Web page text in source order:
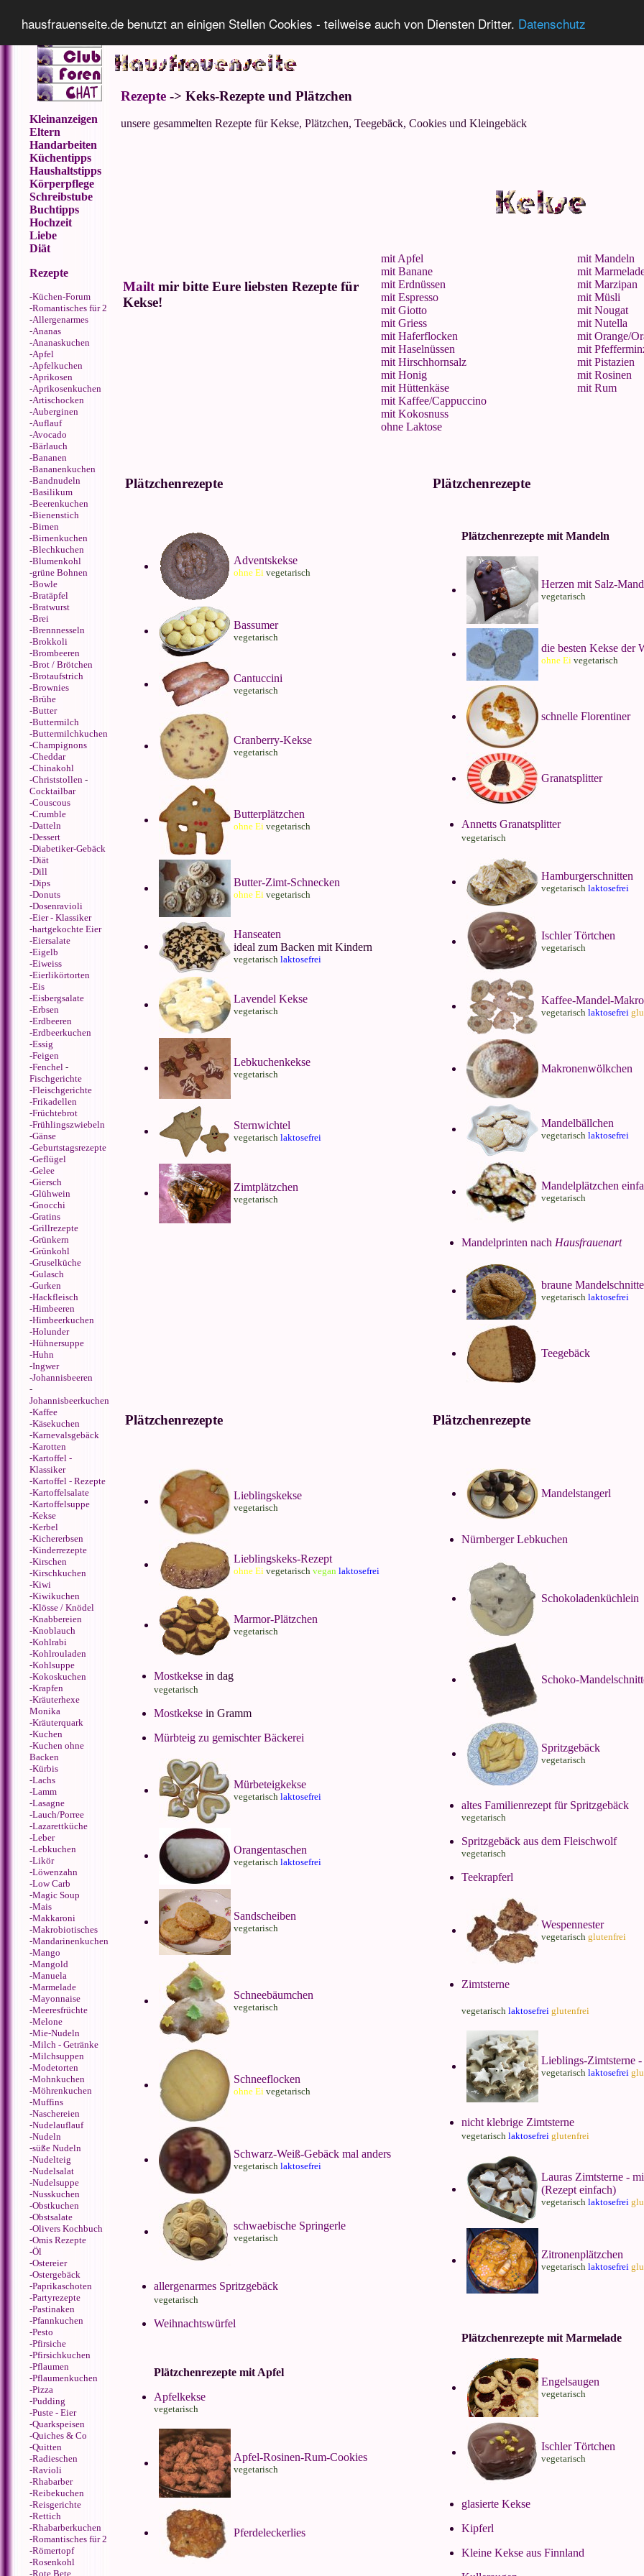
hausfrauenseite.de benutzt an einigen Stellen Cookies - teilweise auch von Diensten Dritter. Datenschutz
Kleinanzeigen
Eltern
Handarbeiten
Küchentipps
Haushaltstipps
Körperpflege
Schreibstube
Buchtipps
Hochzeit
Liebe
Diät
Rezepte
-Küchen-Forum
-Romantisches für 2
-Allergenarmes
-Ananas
-Ananaskuchen
-Apfel
-Apfelkuchen
-Aprikosen
-Aprikosenkuchen
-Artischocken
-Auberginen
-Auflauf
-Avocado
-Bärlauch
-Bananen
-Bananenkuchen
-Bandnudeln
-Basilikum
-Beerenkuchen
-Bienenstich
-Birnen
-Birnenkuchen
-Blechkuchen
-Blumenkohl
-grüne Bohnen
-Bowle
-Bratäpfel
-Bratwurst
-Brei
-Brennnesseln
-Brokkoli
-Brombeeren
-Brot / Brötchen
-Brotaufstrich
-Brownies
-Brühe
-Butter
-Buttermilch
-Buttermilchkuchen
-Champignons
-Cheddar
-Chinakohl
-Christstollen -
Cocktailbar
-Couscous
-Crumble
-Datteln
-Dessert
-Diabetiker-Gebäck
-Diät
-Dill
-Dips
-Donuts
-Dosenravioli
-Eier - Klassiker
-hartgekochte Eier
-Eiersalate
-Eigelb
-Eiweiss
-Eierlikörtorten
-Eis
-Eisbergsalate
-Erbsen
-Erdbeeren
-Erdbeerkuchen
-Essig
-Feigen
-Fenchel -
Fischgerichte
-Fleischgerichte
-Frikadellen
-Früchtebrot
-Frühlingszwiebeln
-Gänse
-Geburtstagsrezepte
-Geflügel
-Gelee
-Giersch
-Glühwein
-Gnocchi
-Gratins
-Grillrezepte
-Grünkern
-Grünkohl
-Gruselküche
-Gulasch
-Gurken
-Hackfleisch
-Himbeeren
-Himbeerkuchen
-Holunder
-Hühnersuppe
-Huhn
-Ingwer
-Johannisbeeren
-
Johannisbeerkuchen
-Kaffee
-Käsekuchen
-Karnevalsgebäck
-Karotten
-Kartoffel -
Klassiker
-Kartoffel - Rezepte
-Kartoffelsalate
-Kartoffelsuppe
-Kekse
-Kerbel
-Kichererbsen
-Kinderrezepte
-Kirschen
-Kirschkuchen
-Kiwi
-Kiwikuchen
-Klösse / Knödel
-Knabbereien
-Knoblauch
-Kohlrabi
-Kohlrouladen
-Kohlsuppe
-Kokoskuchen
-Krapfen
-Kräuterhexe
Monika
-Kräuterquark
-Kuchen
-Kuchen ohne
Backen
-Kürbis
-Lachs
-Lamm
-Lasagne
-Lauch/Porree
-Lazarettküche
-Leber
-Lebkuchen
-Likör
-Löwenzahn
-Low Carb
-Magic Soup
-Mais
-Makkaroni
-Makrobiotisches
-Mandarinenkuchen
-Mango
-Mangold
-Manuela
-Marmelade
-Mayonnaise
-Meeresfrüchte
-Melone
-Mie-Nudeln
-Milch - Getränke
-Milchsuppen
-Modetorten
-Mohnkuchen
-Möhrenkuchen
-Muffins
-Naschereien
-Nudelauflauf
-Nudeln
-süße Nudeln
-Nudelteig
-Nudelsalat
-Nudelsuppe
-Nusskuchen
-Obstkuchen
-Obstsalate
-Olivers Kochbuch
-Omis Rezepte
-Öl
-Ostereier
-Ostergebäck
-Paprikaschoten
-Partyrezepte
-Pastinaken
-Pfannkuchen
-Pesto
-Pfirsiche
-Pfirsichkuchen
-Pflaumen
-Pflaumenkuchen
-Pizza
-Pudding
-Puste - Eier
-Quarkspeisen
-Quiches & Co
-Quitten
-Radieschen
-Ravioli
-Rhabarber
-Reibekuchen
-Reisgerichte
-Rettich
-Rhabarberkuchen
-Romantisches für 2
-Römertopf
-Rosenkohl
-Rote Bete
Rezepte -> Keks-Rezepte und Plätzchen
unsere gesammelten Rezepte für Kekse, Plätzchen, Teegebäck, Cookies und Kleingebäck
Mailt mir bitte Eure liebsten Rezepte für
Kekse!
mit Apfel
mit Banane
mit Erdnüssen
mit Espresso
mit Giotto
mit Griess
mit Haferflocken
mit Haselnüssen
mit Hirschhornsalz
mit Honig
mit Hüttenkäse
mit Kaffee/Cappuccino
mit Kokosnuss
ohne Laktose
mit Mandeln
mit
mit Marzipan
mit Müsli
mit Nougat
mit Nutella
mit Orange/
mit
mit Pistazien
mit Rosinen
mit Rum
Plätzchenrezepte
Adventskekse
ohne Ei vegetarisch
Bassumer
vegetarisch
Cantuccini
vegetarisch
Cranberry-Kekse
vegetarisch
Butterplätzchen
ohne Ei vegetarisch
Butter-Zimt-Schnecken
ohne Ei vegetarisch
Hanseaten
ideal zum Backen mit Kindern
vegetarisch laktosefrei
Lavendel Kekse
vegetarisch
Lebkuchenkekse
vegetarisch
Sternwichtel
vegetarisch laktosefrei
Zimtplätzchen
vegetarisch
Plätzchenrezepte
Plätzchenrezepte mit Mandeln
Herzen mit Salz-
vegetarisch
die besten Kekse der
ohne Ei vegetarisch
schnelle Florentiner
Granatsplitter
Annetts Granatsplitter
vegetarisch
Hamburgerschnitten
vegetarisch laktosefrei
Ischler Törtchen
vegetarisch
Kaffee-Mandel-
vegetarisch laktosefrei
Makronenwölkchen
Mandelbällchen
vegetarisch laktosefrei
Mandelplätzchen
vegetarisch
Mandelprinten nach Hausfrauenart
braune
vegetarisch laktosefrei
Teegebäck
Plätzchenrezepte
Lieblingskekse
vegetarisch
Lieblingskeks-Rezept
ohne Ei vegetarisch vegan laktosefrei
Marmor-Plätzchen
vegetarisch
Mostkekse in dag
vegetarisch
Mostkekse in Gramm
Mürbteig zu gemischter Bäckerei
Mürbeteigkekse
vegetarisch laktosefrei
Orangentaschen
vegetarisch laktosefrei
Sandscheiben
vegetarisch
Schneebäumchen
vegetarisch
Schneeflocken
ohne Ei vegetarisch
Schwarz-Weiß-Gebäck mal anders
vegetarisch laktosefrei
schwaebische Springerle
vegetarisch
allergenarmes Spritzgebäck
vegetarisch
Weihnachtswürfel
Plätzchenrezepte mit Apfel
Apfelkekse
vegetarisch
Apfel-Rosinen-Rum-Cookies
vegetarisch
Pferdeleckerlies
Plätzchenrezepte
Mandelstangerl
Nürnberger Lebkuchen
Schokoladenküchlein
Schoko-
Spritzgebäck
vegetarisch
altes Familienrezept für Spritzgebäck
vegetarisch
Spritzgebäck aus dem Fleischwolf
vegetarisch
Teekrapferl
Wespennester
vegetarisch glutenfrei
Zimtsterne
vegetarisch laktosefrei glutenfrei
Lieblings-Zimtsterne
vegetarisch laktosefrei
nicht klebrige Zimtsterne
vegetarisch laktosefrei glutenfrei
Lauras Zimtsterne -
(Rezept einfach)
vegetarisch laktosefrei
Zitronenplätzchen
vegetarisch laktosefrei
Plätzchenrezepte mit Marmelade
Engelsaugen
vegetarisch
Ischler Törtchen
vegetarisch
glasierte Kekse
Kipferl
Kleine Kekse aus Finnland